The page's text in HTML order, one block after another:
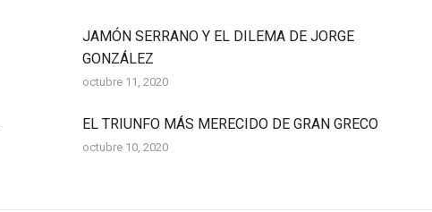
JAMÓN SERRANO Y EL DILEMA DE JORGE
GONZÁLEZ
octubre 11, 2020
EL TRIUNFO MÁS MERECIDO DE GRAN GRECO
octubre 10, 2020